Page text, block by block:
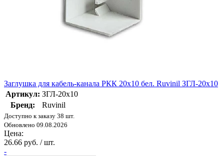
Заглушка для кабель-канала РКК 20х10 бел. Ruvinil ЗГЛ-20х10
Артикул: ЗГЛ-20х10
Бренд:
Ruvinil
Доступно к заказу 38 шт.
Обновлено 09.08.2026
Цена:
26.66 руб. / шт.
-